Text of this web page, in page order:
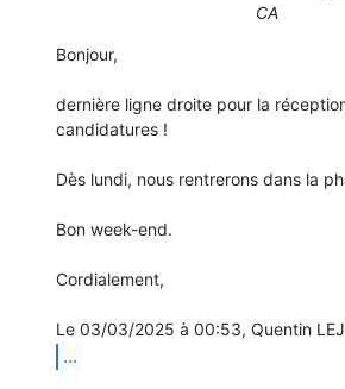
CA
Bonjour,
dernière ligne droite pour la
candidatures !
Dès lundi, nous rentrerons dans la
Bon week-end.
Cordialement,
...